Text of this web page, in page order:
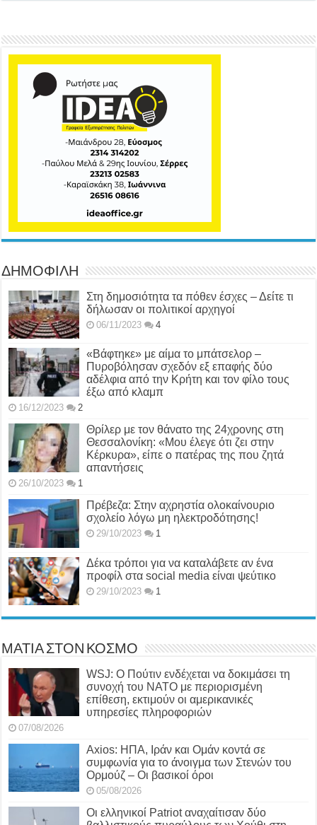
ΔΗΜΟΦΙΛΗ
Στη δημοσιότητα τα πόθεν έσχες – Δείτε τι
δήλωσαν οι πολιτικοί αρχηγοί
06/11/2023 4
«Βάφτηκε» με αίμα το μπάτσελορ –
Πυροβόλησαν σχεδόν εξ επαφής δύο
αδέλφια από την Κρήτη και τον φίλο τους
έξω από κλαμπ
16/12/2023 2
Θρίλερ με τον θάνατο της 24χρονης στη
Θεσσαλονίκη: «Μου έλεγε ότι ζει στην
Κέρκυρα», είπε ο πατέρας της που ζητά
απαντήσεις
26/10/2023 1
Πρέβεζα: Στην αχρηστία ολοκαίνουριο
σχολείο λόγω μη ηλεκτροδότησης!
29/10/2023 1
Δέκα τρόποι για να καταλάβετε αν ένα
προφίλ στα social media είναι ψεύτικο
29/10/2023 1
ΜΑΤΙΑ ΣΤΟΝ ΚΟΣΜΟ
WSJ: Ο Πούτιν ενδέχεται να δοκιμάσει τη
συνοχή του ΝΑΤΟ με περιορισμένη
επίθεση, εκτιμούν οι αμερικανικές
υπηρεσίες πληροφοριών
07/08/2026
Axios: ΗΠΑ, Ιράν και Ομάν κοντά σε
συμφωνία για το άνοιγμα των Στενών του
Ορμούζ – Οι βασικοί όροι
05/08/2026
Οι ελληνικοί Patriot αναχαίτισαν δύο